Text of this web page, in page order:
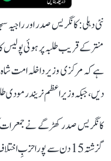
نئی دہلی: کانگریس صدر اور
منتر کے قریب طلبہ پر ہوئی پولیس
ہے کہ مرکزی وزیر داخلہ امت
دیں، جبکہ وزیر اعظم نریندر مودی
کانگریس صدر کھڑگے نے
گزشتہ 15 دن سے پورا حزبِ